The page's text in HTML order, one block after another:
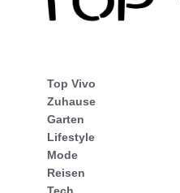
Top Vivo
Zuhause
Garten
Lifestyle
Mode
Reisen